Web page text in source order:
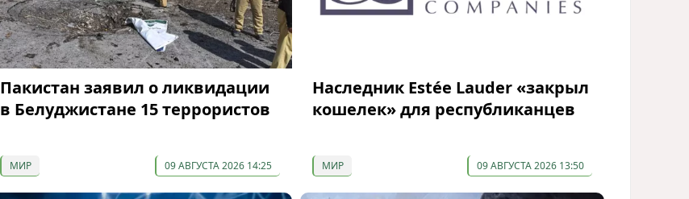
Пакистан заявил о ликвидации
в Белуджистане 15 террористов
МИР 09 АВГУСТА 2026 14:25
Наследник Estée Lauder «закрыл
кошелек» для республиканцев
МИР 09 АВГУСТА 2026 13:50